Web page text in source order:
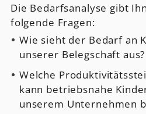
Die Bedarfsanalyse gibt
folgende Fragen:
Wie sieht der Bedarf an
unserer Belegschaft aus?
Welche
kann betriebsnahe
unserem Unternehmen